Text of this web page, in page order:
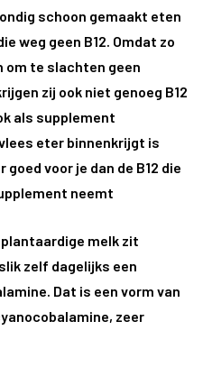
schoon gemaakt eten
weg geen B12. Omdat zo
om te slachten geen
zij ook niet genoeg B12
als supplement
eter binnenkrijgt is
goed voor je dan de B12 die
neemt
melk zit
zelf dagelijks een
Dat is een vorm van
zeer